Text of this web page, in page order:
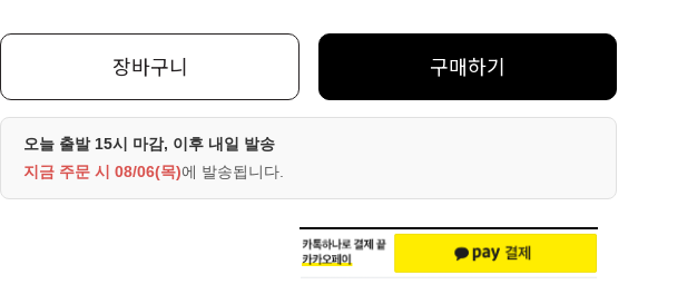
장바구니 구매하기
오늘 출발 15시 마감, 이후 내일 발송
지금 주문 시 08/06(목)에 발송됩니다.